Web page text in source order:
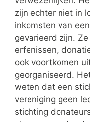
zijn echter niet in
inkomsten van
gevarieerd zijn.
erfenissen,
ook voortkomen
georganiseerd.
weten dat een
vereniging geen
stichting